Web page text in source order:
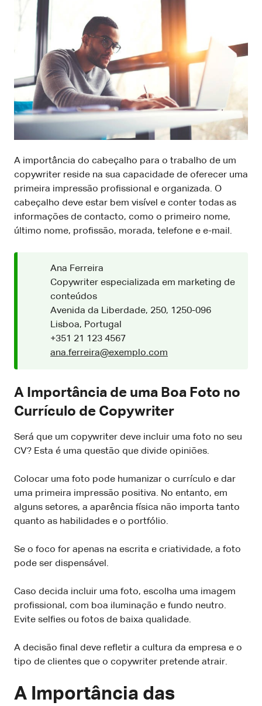
A importância do cabeçalho para o trabalho de um
copywriter reside na sua capacidade de oferecer uma
primeira impressão profissional e organizada. O
cabeçalho deve estar bem visível e conter todas as
informações de contacto, como o primeiro nome,
último nome, profissão, morada, telefone e e-mail.
Ana Ferreira
Copywriter especializada em marketing de
conteúdos
Avenida da Liberdade, 250, 1250-096
Lisboa, Portugal
+351 21 123 4567
ana.ferreira@exemplo.com
A Importância de uma Boa Foto no
Currículo de Copywriter
Será que um copywriter deve incluir uma foto no seu
CV? Esta é uma questão que divide opiniões.
Colocar uma foto pode humanizar o currículo e dar
uma primeira impressão positiva. No entanto, em
alguns setores, a aparência física não importa tanto
quanto as habilidades e o portfólio.
Se o foco for apenas na escrita e criatividade, a foto
pode ser dispensável.
Caso decida incluir uma foto, escolha uma imagem
profissional, com boa iluminação e fundo neutro.
Evite selfies ou fotos de baixa qualidade.
A decisão final deve refletir a cultura da empresa e o
tipo de clientes que o copywriter pretende atrair.
A Importância das